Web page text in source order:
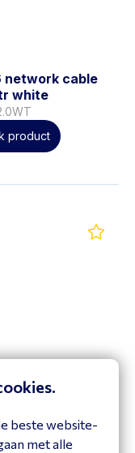
network cable
white
product
white
product
beste website-
met alle